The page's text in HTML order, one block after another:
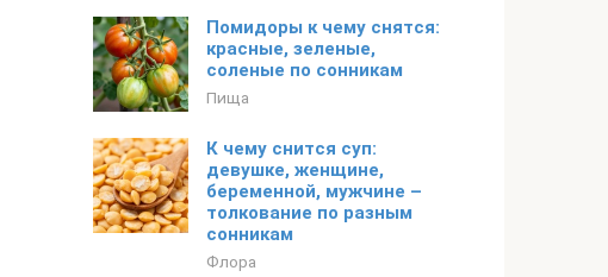
Помидоры к чему снятся:
красные, зеленые,
соленые по сонникам
Пища
К чему снится суп:
девушке, женщине,
беременной, мужчине –
толкование по разным
сонникам
Флора